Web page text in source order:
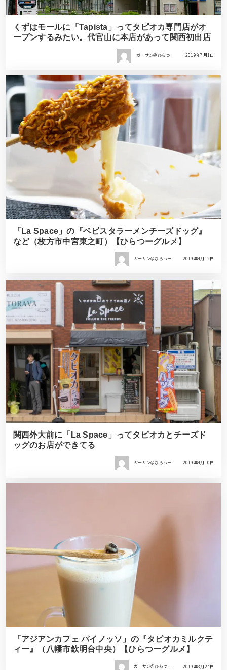
くずはモールに「Tapista」ってタピオカ専門店がオ
ープンするみたい。代官山に本店があって関西初出店
ガーサン＠ひらつー 2019年7月1日
「La Space」の『ベビスタラーメンチーズドッグ』
など（枚方市中宮東之町）【ひらつーグルメ】
ガーサン＠ひらつー 2019年4月12日
関西外大前に「La Space」ってタピオカとチーズド
ッグのお店ができてる
ガーサン＠ひらつー 2019年4月10日
「アジアンカフェ パイノッソ」の『タピオカミルクテ
ィー』（八幡市欽明台中央）【ひらつーグルメ】
ガーサン＠ひらつー 2019年3月24日